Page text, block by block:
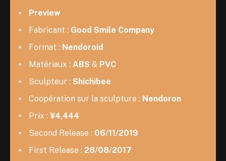
Preview
Fabricant : Good Smile Company
Format : Nendoroid
Matériaux : ABS & PVC
Sculpteur : Shichibee
Coopération sur la sculpture : Nendoron
Prix : ¥4,444
Second Release : 06/11/2019
First Release : 28/08/2017